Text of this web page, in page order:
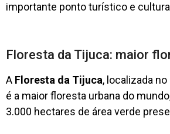
importante ponto turístico e
Floresta da Tijuca: maior
A Floresta da Tijuca, localizada
é a maior floresta urbana do
3.000 hectares de área verde